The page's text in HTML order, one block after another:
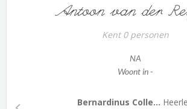
Antoon van der
Kent 0 personen
NA
Woont in -
Bernardinus Colle...